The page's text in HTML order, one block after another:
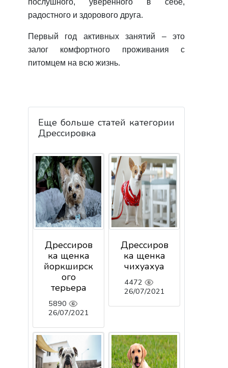
послушного, уверенного в себе,
радостного и здорового друга.
Первый год активных занятий – это
залог комфортного проживания с
питомцем на всю жизнь.
Еще больше статей категории
Дрессировка
Дрессиров
ка щенка
йоркширск
ого
терьера
5890
26/07/2021
Дрессиров
ка щенка
чихуахуа
4472
26/07/2021